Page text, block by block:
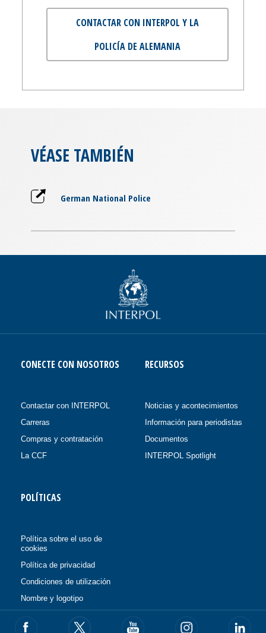
CONTACTAR CON INTERPOL Y LA
POLICÍA DE ALEMANIA
VÉASE TAMBIÉN
German National Police
CONECTE CON NOSOTROS
Contactar con INTERPOL
Carreras
Compras y contratación
La CCF
RECURSOS
Noticias y acontecimientos
Información para periodistas
Documentos
INTERPOL Spotlight
POLÍTICAS
Política sobre el uso de
cookies
Política de privacidad
Condiciones de utilización
Nombre y logotipo